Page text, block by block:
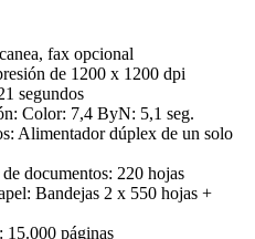
fax opcional
de 1200 x 1200 dpi
segundos
Color: 7,4 ByN: 5,1 seg.
Alimentador dúplex de un solo
documentos: 220 hojas
Bandejas 2 x 550 hojas +
15.000 páginas